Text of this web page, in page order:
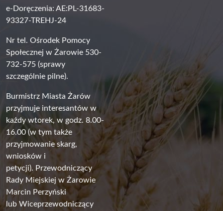
e-Doręczenia: AE:PL-31683-
93327-TREHJ-24
Nr tel. Ośrodek Pomocy
Społecznej w Żarowie 530-
732-575 (sprawy
szczególnie pilne).
Burmistrz Miasta Żarów
przyjmuje interesantów w
każdy wtorek, w godz. 8.00-
16.00 (w tym także
przyjmowanie skarg,
wniosków i
petycji). Przewodniczący
Rady Miejskiej w Żarowie
Marcin Perzyński
lub Wiceprzewodniczący